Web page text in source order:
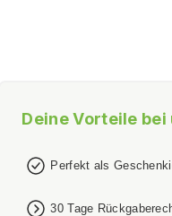
Deine Vorteile bei
Perfekt als
30 Tage